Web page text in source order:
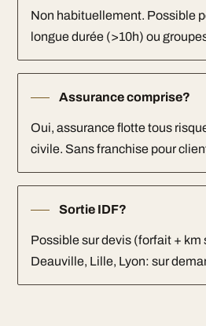
Non habituellement. Possible
longue durée (>10h) ou
Assurance comprise?
Oui, assurance flotte tous
civile. Sans franchise pour
Sortie IDF?
Possible sur devis (forfait +
Deauville, Lille, Lyon: sur